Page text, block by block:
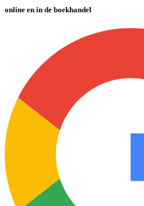
online en in de boekhandel